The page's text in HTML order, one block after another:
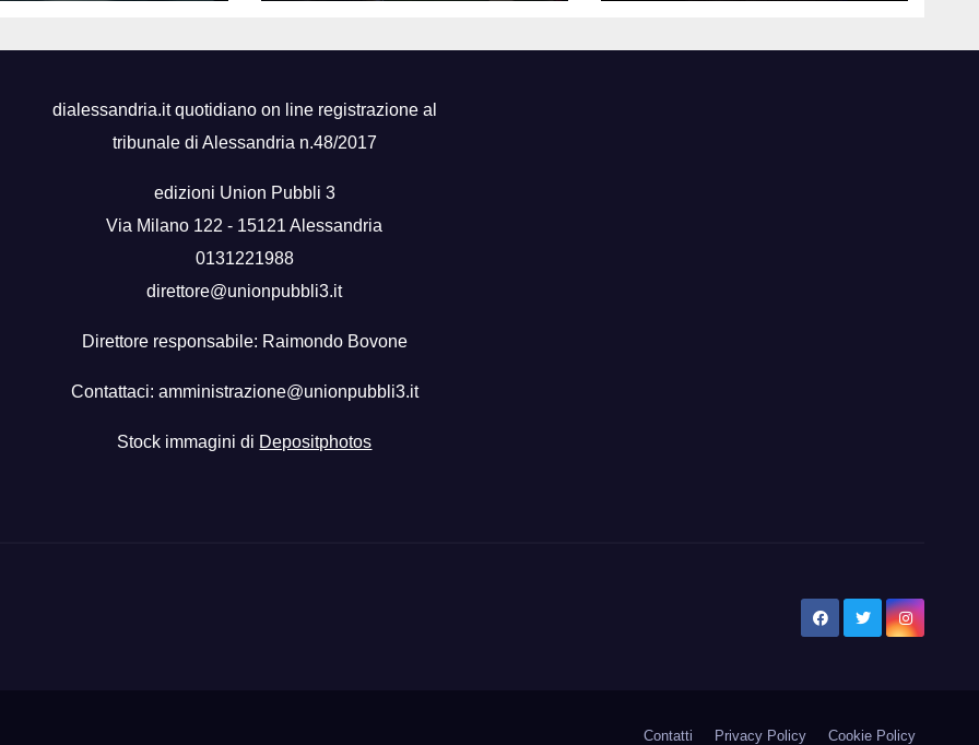
dialessandria.it quotidiano on line registrazione al
tribunale di Alessandria n.48/2017
edizioni Union Pubbli 3
Via Milano 122 - 15121 Alessandria
0131221988
direttore@unionpubbli3.it
Direttore responsabile: Raimondo Bovone
Contattaci: amministrazione@unionpubbli3.it
Stock immagini di Depositphotos
Contatti Privacy Policy Cookie Policy